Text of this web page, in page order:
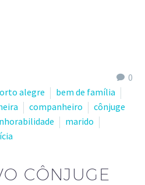
0
alegre
bem de família
companheiro
cônjuge
marido
CÔNJUGE